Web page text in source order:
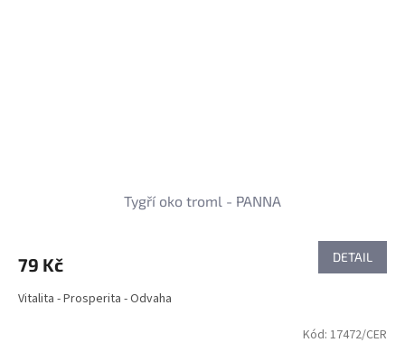
Tygří oko troml - PANNA
79 Kč DETAIL
Vitalita - Prosperita - Odvaha
Kód: 17472/CER